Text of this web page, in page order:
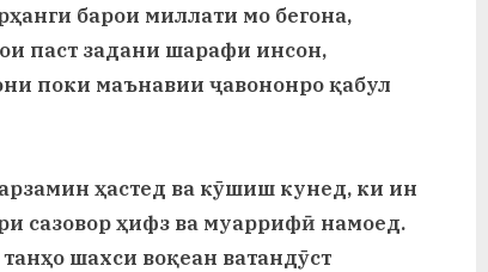
барои миллати мо бегона,
паст задани шарафи инсон,
поки маънавии ҷавононро қабул
ҳастед ва кӯшиш кунед, ки ин
сазовор ҳифз ва муаррифӣ намоед.
шахси воқеан ватандӯст